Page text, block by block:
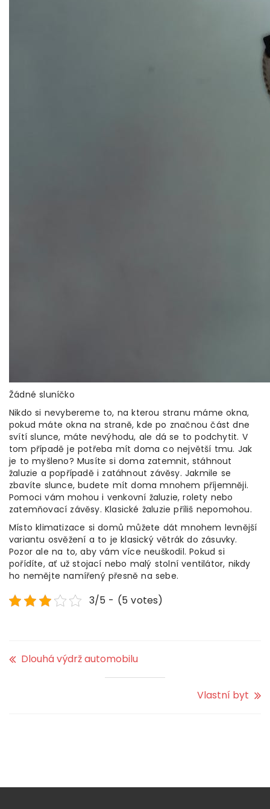
Žádné sluníčko
Nikdo si nevybereme to, na kterou stranu máme okna,
pokud máte okna na straně, kde po značnou část dne
svítí slunce, máte nevýhodu, ale dá se to podchytit. V
tom případě je potřeba mít doma co největší tmu. Jak
je to myšleno? Musíte si doma zatemnit, stáhnout
žaluzie a popřípadě i zatáhnout závěsy. Jakmile se
zbavíte slunce, budete mít doma mnohem příjemněji.
Pomoci vám mohou i venkovní žaluzie, rolety nebo
zatemňovací závěsy. Klasické žaluzie příliš nepomohou.
Místo klimatizace si domů můžete dát mnohem levnější
variantu osvěžení a to je klasický větrák do zásuvky.
Pozor ale na to, aby vám více neuškodil. Pokud si
pořídíte, ať už stojací nebo malý stolní ventilátor, nikdy
ho nemějte namířený přesně na sebe.
3/5 - (5 votes)
Dlouhá výdrž automobilu
Vlastní byt